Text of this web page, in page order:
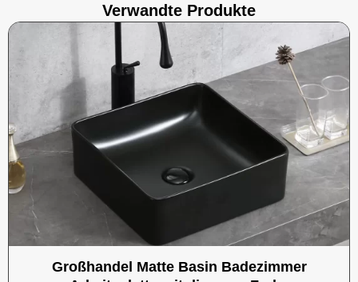
Verwandte Produkte
Großhandel Matte Basin Badezimmer